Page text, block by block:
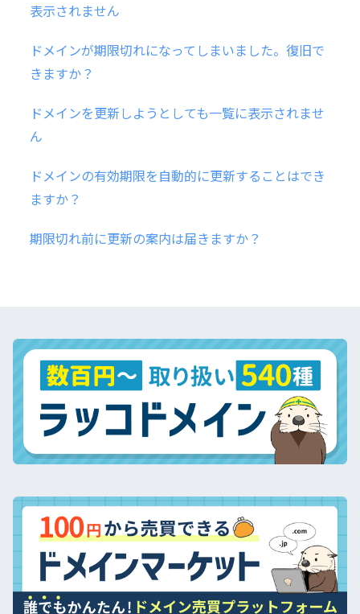
表示されません
ドメインが期限切れになってしまいました。復旧で
きますか？
ドメインを更新しようとしても一覧に表示されませ
ん
ドメインの有効期限を自動的に更新することはでき
ますか？
期限切れ前に更新の案内は届きますか？